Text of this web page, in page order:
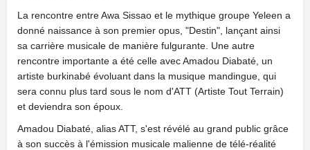
La rencontre entre Awa Sissao et le mythique groupe Yeleen a
donné naissance à son premier opus, "Destin", lançant ainsi
sa carrière musicale de manière fulgurante. Une autre
rencontre importante a été celle avec Amadou Diabaté, un
artiste burkinabé évoluant dans la musique mandingue, qui
sera connu plus tard sous le nom d'ATT (Artiste Tout Terrain)
et deviendra son époux.
Amadou Diabaté, alias ATT, s'est révélé au grand public grâce
à son succès à l'émission musicale malienne de télé-réalité